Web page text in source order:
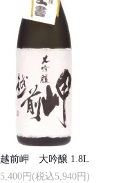
越前岬 大吟醸 1.8L
5,400円(税込5,940円)